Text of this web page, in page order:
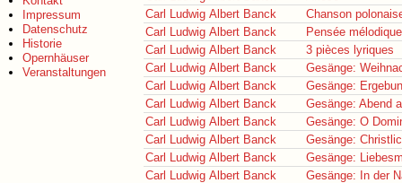
Impressum
Datenschutz
Historie
Opernhäuser
Veranstaltungen
Carl Ludwig Albert Banck
Chanson
Carl Ludwig Albert Banck
Pensée mélodique
Carl Ludwig Albert Banck
3 pièces lyriques
Carl Ludwig Albert Banck
Gesänge:
Carl Ludwig Albert Banck
Gesänge:
Carl Ludwig Albert Banck
Gesänge: Abend
Carl Ludwig Albert Banck
Gesänge: O
Carl Ludwig Albert Banck
Gesänge:
Carl Ludwig Albert Banck
Gesänge:
Carl Ludwig Albert Banck
Gesänge: In der